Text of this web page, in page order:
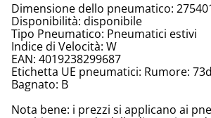
Dimensione dello pneumatico:
Disponibilità: disponibile
Tipo Pneumatico: Pneumatici estivi
Indice di Velocità: W
EAN: 4019238299687
Etichetta UE pneumatici: Rumore:
Bagnato: B
Nota bene: i prezzi si applicano ai